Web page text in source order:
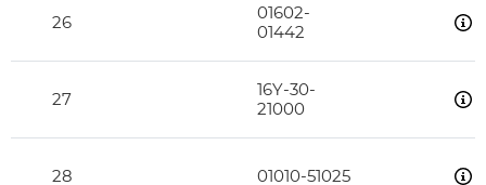
26
01602-
01442
27
16Y-30-
21000
28 01010-51025